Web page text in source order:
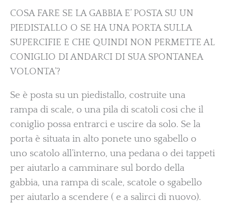
COSA FARE SE LA GABBIA E’ POSTA SU UN
PIEDISTALLO O SE HA UNA PORTA SULLA
SUPERCIFIE E CHE QUINDI NON PERMETTE AL
CONIGLIO DI ANDARCI DI SUA SPONTANEA
VOLONTA’?
Se è posta su un piedistallo, costruite una
rampa di scale, o una pila di scatoli cosi che il
coniglio possa entrarci e uscire da solo. Se la
porta è situata in alto ponete uno sgabello o
uno scatolo all’interno, una pedana o dei tappeti
per aiutarlo a camminare sul bordo della
gabbia, una rampa di scale, scatole o sgabello
per aiutarlo a scendere ( e a salirci di nuovo).